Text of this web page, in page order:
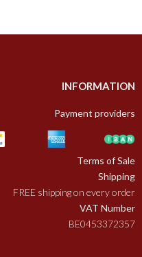
INFORMATION
Payment providers
Terms of Sale
Shipping
FREE shipping on every order
VAT Number
BE0453372357